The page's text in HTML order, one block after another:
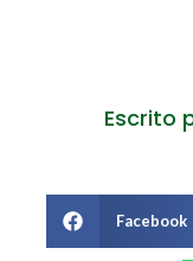
Escrito
Facebook